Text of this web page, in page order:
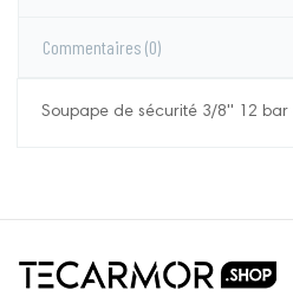
Commentaires (0)
Soupape de sécurité 3/8'' 12 bar
commentaire